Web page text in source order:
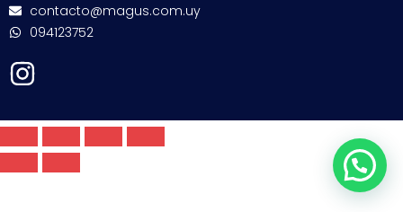
contacto@magus.com.uy
094123752